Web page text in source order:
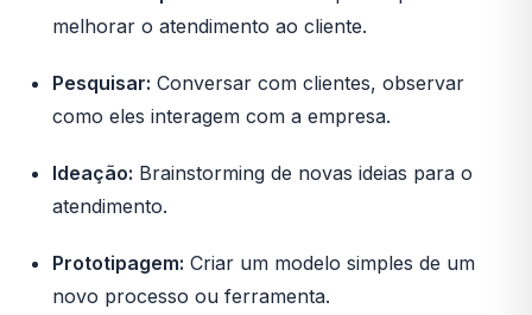
melhorar o atendimento ao cliente.
Pesquisar: Conversar com clientes, observar
como eles interagem com a empresa.
Ideação: Brainstorming de novas ideias para o
atendimento.
Prototipagem: Criar um modelo simples de um
novo processo ou ferramenta.